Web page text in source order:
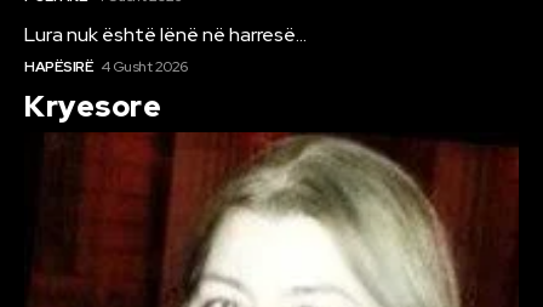
Lura nuk është lënë në harresë…
HAPËSIRË 4 Gusht 2026
Kryesore